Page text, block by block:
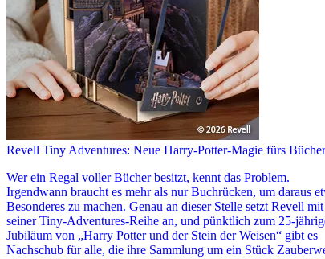
Revell Tiny Adventures: Neue Harry-Potter-Magie fürs
Wer ein Regal voller Bücher besitzt, kennt das Problem.
Irgendwann braucht es mehr als nur Buchrücken, um daraus
Besonderes zu machen. Genau an dieser Stelle setzt Revell mit
seiner Tiny-Adventures-Reihe an, und pünktlich zum 25-
Jubiläum von „Harry Potter und der Stein der Weisen“ gibt es
Nachschub für alle, die ihre Sammlung um ein Stück